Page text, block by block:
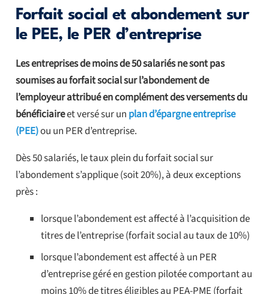
Forfait social et abondement sur
le PEE, le PER d’entreprise
Les entreprises de moins de 50 salariés ne sont pas
soumises au forfait social sur l’abondement de
l’employeur attribué en complément des versements du
bénéficiaireet versé sur un plan d’épargne entreprise
(PEE)ou un PER d’entreprise.
Dès 50 salariés, le taux plein du forfait social sur
l’abondement s’applique (soit 20%), à deux exceptions
près :
lorsque l’abondement est affecté à l’acquisition de
titres de l’entreprise (forfait social au taux de 10%)
lorsque l’abondement est affecté à un PER
d’entreprise géré en gestion pilotée comportant au
moins 10% de titres éligibles au PEA-PME (forfait